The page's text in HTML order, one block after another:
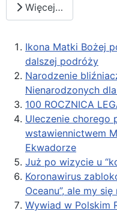
Więcej…
Ikona Matki Bożej
dalszej podróży
Narodzenie
Nienarodzonych
100 ROCZNICA
Uleczenie chorego
wstawiennictwem
Ekwadorze
Już po wizycie u
Koronawirus
Oceanu”, ale my
Wywiad w Polskim